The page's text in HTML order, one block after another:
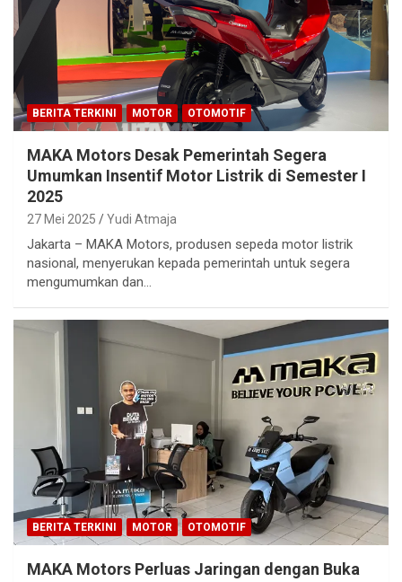
BERITA TERKINI MOTOR OTOMOTIF
MAKA Motors Desak Pemerintah Segera
Umumkan Insentif Motor Listrik di Semester I
2025
27 Mei 2025 Yudi Atmaja
Jakarta – MAKA Motors, produsen sepeda motor listrik
nasional, menyerukan kepada pemerintah untuk segera
mengumumkan dan…
BERITA TERKINI MOTOR OTOMOTIF
MAKA Motors Perluas Jaringan dengan Buka